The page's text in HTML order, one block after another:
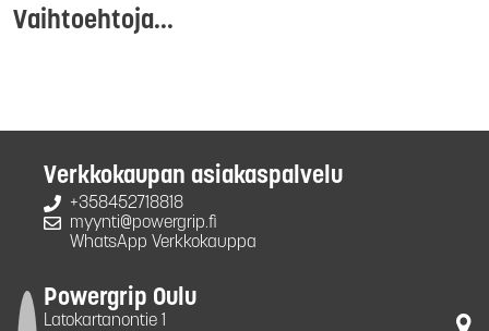
Vaihtoehtoja...
Verkkokaupan asiakaspalvelu
+358452718818
myynti@powergrip.fi
WhatsApp Verkkokauppa
Powergrip Oulu
Latokartanontie 1